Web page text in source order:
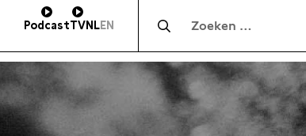
PodcastTVNLEN